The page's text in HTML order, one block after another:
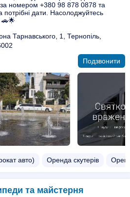
номером +380 98 878 0878 та
дати. Насолоджуйтесь
Тарнавського, 1, Тернопіль,
Подзвонити
авто) Оренда скутерів
та майстерня